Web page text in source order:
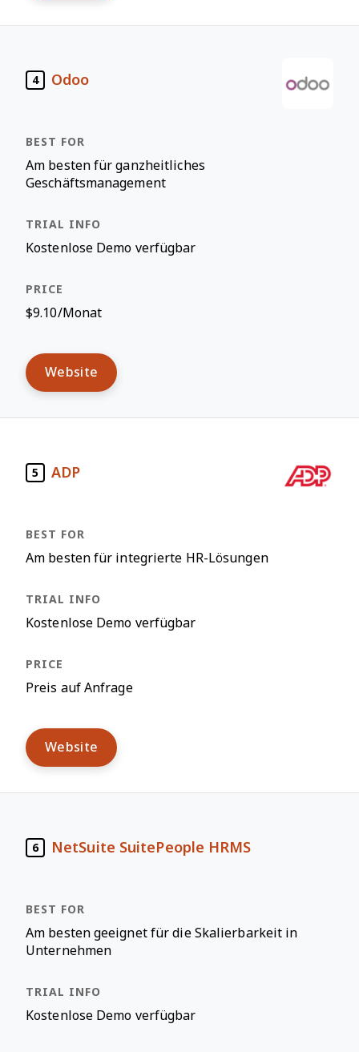
4 Odoo
Am besten für ganzheitliches
Geschäftsmanagement
Kostenlose Demo verfügbar
$9.10/Monat
Website
5 ADP
Am besten für integrierte HR-Lösungen
Kostenlose Demo verfügbar
Preis auf Anfrage
Website
6 NetSuite SuitePeople HRMS
Am besten geeignet für die Skalierbarkeit in
Unternehmen
Kostenlose Demo verfügbar